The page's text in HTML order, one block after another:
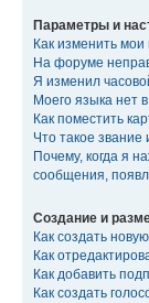
Параметры и
Как изменить мои
На форуме
Я изменил
Моего языка нет
Как поместить
Что такое звание
Почему, когда я
сообщения,
Создание и
Как создать
Как
Как добавить
Как создать